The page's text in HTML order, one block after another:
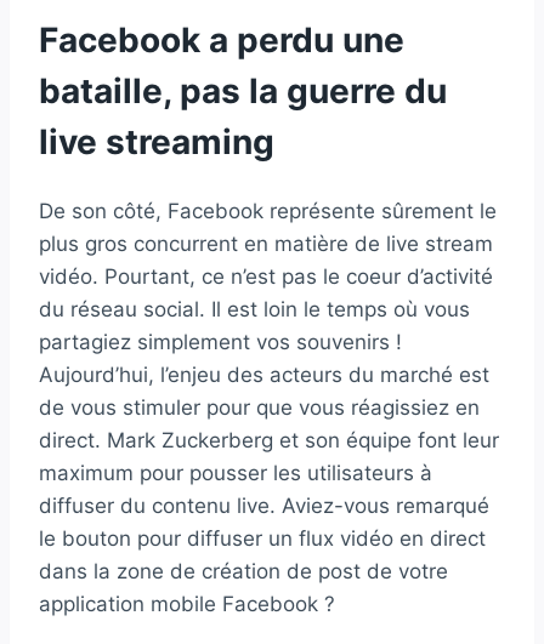
Facebook a perdu une
bataille, pas la guerre du
live streaming
De son côté, Facebook représente sûrement le
plus gros concurrent en matière de live stream
vidéo. Pourtant, ce n’est pas le coeur d’activité
du réseau social. Il est loin le temps où vous
partagiez simplement vos souvenirs !
Aujourd’hui, l’enjeu des acteurs du marché est
de vous stimuler pour que vous réagissiez en
direct. Mark Zuckerberg et son équipe font leur
maximum pour pousser les utilisateurs à
diffuser du contenu live. Aviez-vous remarqué
le bouton pour diffuser un flux vidéo en direct
dans la zone de création de post de votre
application mobile Facebook ?